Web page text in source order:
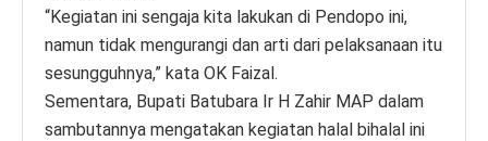
“Kegiatan ini sengaja kita lakukan di Pendopo ini,
namun tidak mengurangi dan arti dari pelaksanaan itu
sesungguhnya,” kata OK Faizal.
Sementara, Bupati Batubara Ir H Zahir MAP dalam
sambutannya mengatakan kegiatan halal bihalal ini